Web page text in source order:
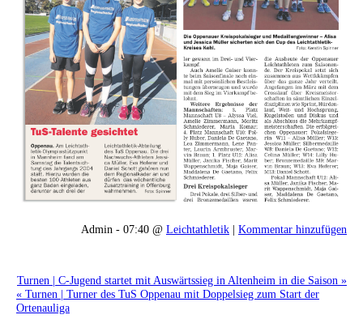
Admin - 07:40 @ Leichtathletik | Kommentar hinzufügen
Turnen | C-Jugend startet mit Auswärtssieg in Altenheim in die Saison »
« Turnen | Turner des TuS Oppenau mit Doppelsieg zum Start der
Ortenauliga